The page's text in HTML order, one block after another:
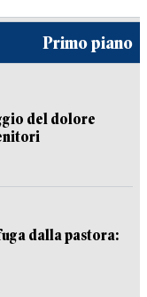
Primo piano
del dolore
dalla pastora: